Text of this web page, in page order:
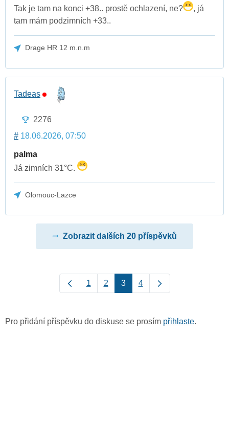
Tak je tam na konci +38.. prostě ochlazení, ne?
, já
tam mám podzimních +33..
Drage HR 12 m.n.m
Tadeas
2276
# 18.06.2026, 07:50
palma
Já zimních 31°C.
Olomouc-Lazce
Zobrazit dalších 20 příspěvků
1 2 3 4
Pro přidání příspěvku do diskuse se prosím přihlaste.